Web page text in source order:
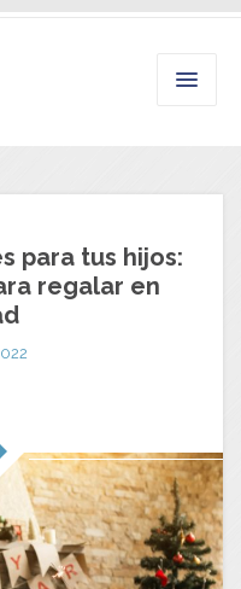
para tus hijos:
regalar en